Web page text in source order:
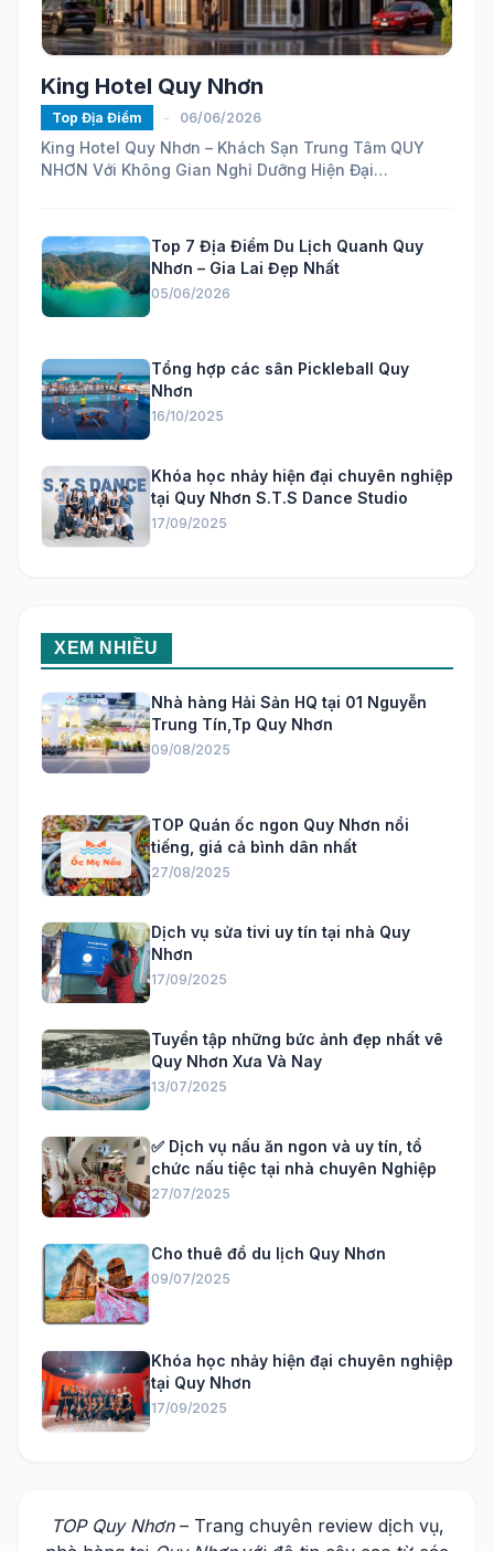
King Hotel Quy Nhơn
Top Địa Điểm - 06/06/2026
King Hotel Quy Nhơn – Khách Sạn Trung Tâm QUY
NHƠN Với Không Gian Nghỉ Dưỡng Hiện Đại
Top 7 Địa Điểm Du Lịch Quanh Quy
Nhơn – Gia Lai Đẹp Nhất
05/06/2026
Tổng hợp các sân Pickleball Quy
Nhơn
16/10/2025
Khóa học nhảy hiện đại chuyên nghiệp
tại Quy Nhơn S.T.S Dance Studio
17/09/2025
XEM NHIỀU
Nhà hàng Hải Sản HQ tại 01 Nguyễn
Trung Tín,Tp Quy Nhơn
09/08/2025
TOP Quán ốc ngon Quy Nhơn nổi
tiếng, giá cả bình dân nhất
27/08/2025
Dịch vụ sửa tivi uy tín tại nhà Quy
Nhơn
17/09/2025
Tuyển tập những bức ảnh đẹp nhất vê
Quy Nhơn Xưa Và Nay
13/07/2025
✅ Dịch vụ nấu ăn ngon và uy tín, tổ
chức nấu tiệc tại nhà chuyên Nghiệp
27/07/2025
Cho thuê đồ du lịch Quy Nhơn
09/07/2025
Khóa học nhảy hiện đại chuyên nghiệp
tại Quy Nhơn
17/09/2025
TOP Quy Nhơn– Trang chuyên review dịch vụ,